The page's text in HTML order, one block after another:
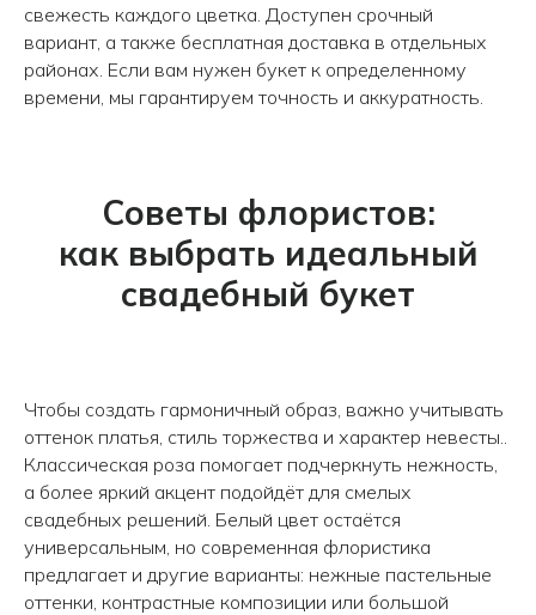
свежесть каждого цветка. Доступен срочный
вариант, а также бесплатная доставка в отдельных
районах. Если вам нужен букет к определенному
времени, мы гарантируем точность и аккуратность.
Советы флористов:
как выбрать идеальный
свадебный букет
Чтобы создать гармоничный образ, важно учитывать
оттенок платья, стиль торжества и характер невесты..
Классическая роза помогает подчеркнуть нежность,
а более яркий акцент подойдёт для смелых
свадебных решений. Белый цвет остаётся
универсальным, но современная флористика
предлагает и другие варианты: нежные пастельные
оттенки, контрастные композиции или большой